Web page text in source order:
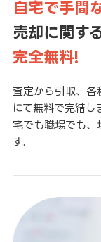
自宅で手間
売却に関す
完全無料!
査定から引取、各
にて無料で完結し
宅でも職場でも、
す。